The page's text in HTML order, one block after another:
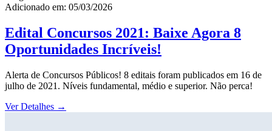
Adicionado em: 05/03/2026
Edital Concursos 2021: Baixe Agora 8
Oportunidades Incríveis!
Alerta de Concursos Públicos! 8 editais foram publicados em 16 de
julho de 2021. Níveis fundamental, médio e superior. Não perca!
Ver Detalhes →